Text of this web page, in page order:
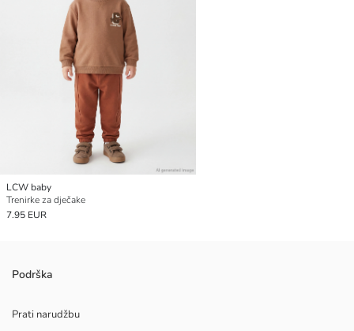
LCW baby
Trenirke za dječake
7.95 EUR
Podrška
Prati narudžbu